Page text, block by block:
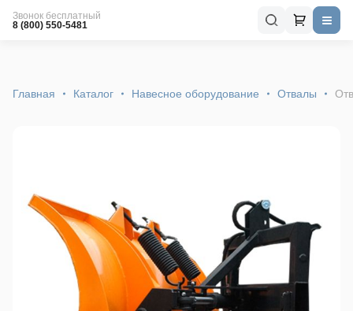
Звонок бесплатный
8 (800) 550-5481
Главная Каталог Навесное оборудование Отвалы